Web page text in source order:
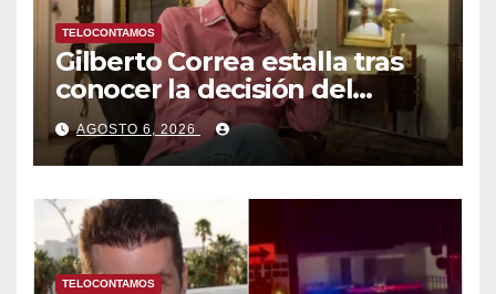
TELOCONTAMOS
Gilberto Correa estalla tras
conocer la decisión del
tribunal en su caso
AGOSTO 6, 2026
TELOCONTAMOS